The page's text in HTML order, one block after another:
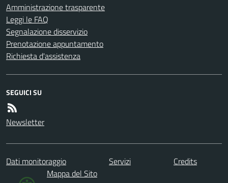
Amministrazione trasparente
Leggi le FAQ
Segnalazione disservizio
Prenotazione appuntamento
Richiesta d'assistenza
SEGUICI SU
Newsletter
Dati monitoraggio Servizi
Credits
Mappa del Sito